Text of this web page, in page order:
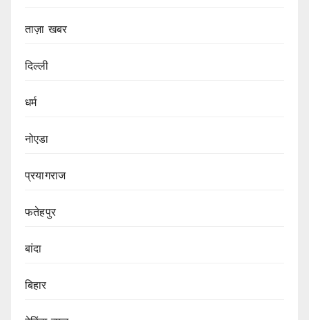
ताज़ा खबर
दिल्ली
धर्म
नोएडा
प्रयागराज
फतेहपुर
बांदा
बिहार